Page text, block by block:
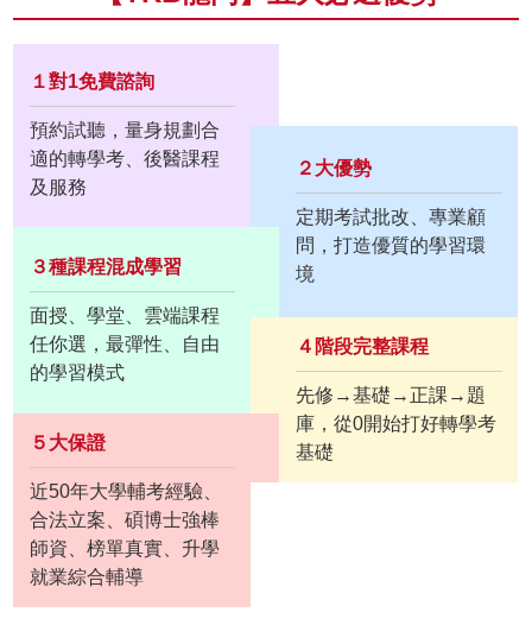
１對1免費諮詢
預約試聽，量身規劃合
適的轉學考、後醫課程
及服務
２大優勢
定期考試批改、專業顧
問，打造優質的學習環
境
３種課程混成學習
面授、學堂、雲端課程
任你選，最彈性、自由
的學習模式
４階段完整課程
先修→基礎→正課→題
庫，從0開始打好轉學考
基礎
５大保證
近50年大學輔考經驗、
合法立案、碩博士強棒
師資、榜單真實、升學
就業綜合輔導